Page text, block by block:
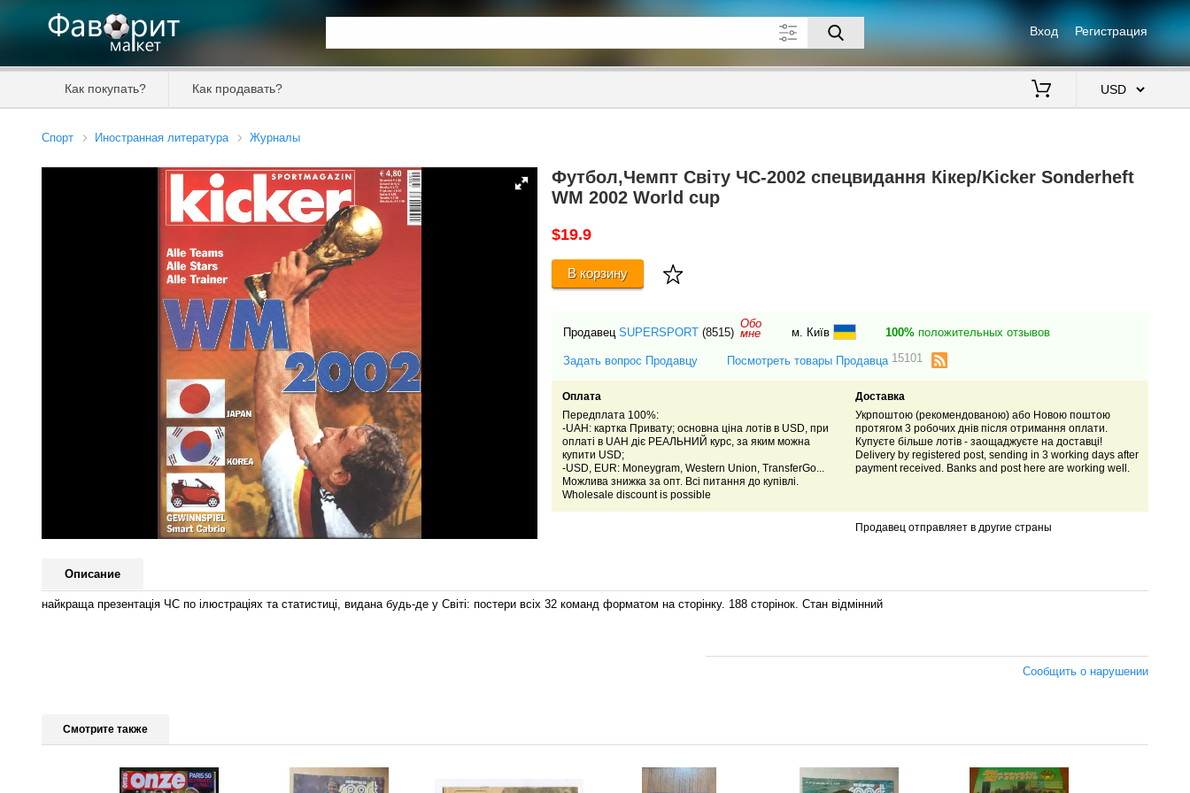
Вход Регистрация
Как покупать? Как продавать?
Спорт Иностранная литература Журналы
Футбол,Чемпт Світу ЧС-2002 спецвидання Кікер/Kicker Sonderheft
WM 2002 World cup
$19.9
В корзину
Продавец SUPERSPORT (8515)
Обо
мне м. Київ 100%положительных отзывов
Задать вопрос Продавцу Посмотреть товары Продавца 15101
Оплата
Передплата 100%:
-UAH: картка Привату; основна ціна лотів в USD, при
оплаті в UAH діє РЕАЛЬНИЙ курс, за яким можна
купити USD;
-USD, EUR: Moneygram, Western Union, TransferGo...
Можлива знижка за опт. Всі питання до купівлі.
Wholesale discount is possible
Доставка
Укрпоштою (рекомендованою) або Новою поштою
протягом 3 робочих днів після отримання оплати.
Купуєте більше лотів - заощаджуєте на доставці!
Delivery by registered post, sending in 3 working days after
payment received. Banks and post here are working well.
Продавец отправляет в другие страны
Описание
найкраща презентація ЧС по ілюстраціях та статистиці, видана будь-де у Світі: постери всіх 32 команд форматом на сторінку. 188 сторінок. Стан відмінний
Сообщить о нарушении
Смотрите также